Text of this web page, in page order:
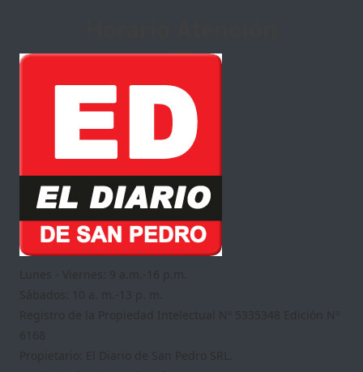
Lunes - Viernes: 9 a.m.-16 p.m.
Sábados: 10 a. m.-13 p. m.
Registro de la Propiedad Intelectual Nº 5335348 Edición Nº
6168
Propietario: El Diario de San Pedro SRL.